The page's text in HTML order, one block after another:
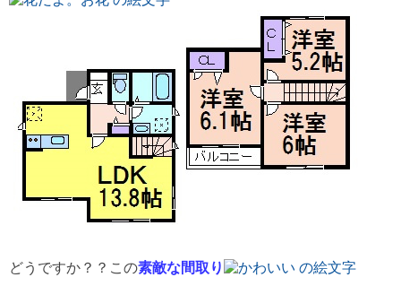
どうですか？？この素敵な間取り